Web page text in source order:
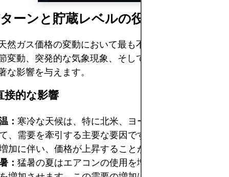
ーンと貯蔵レベルの役割
然ガス価格の変動において最も不安定で予測困難な
変動、突発的な気象現象、そして長期的な気象傾向
な影響を与えます。
接的な影響
： 寒冷な天候は、特に北米、ヨーロッパ、そしてア
、需要を牽引する主要な要因です。予想よりも寒い
加に伴い、価格が上昇することがよくあります。
： 猛暑の夏はエアコンの使用を増加させ、ガス発電